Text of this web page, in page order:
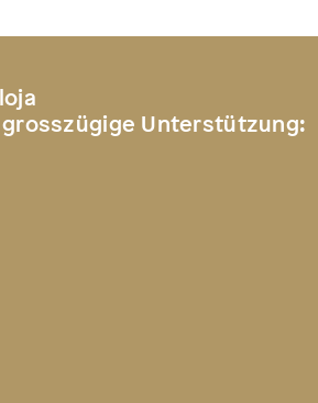
Unterstützung: